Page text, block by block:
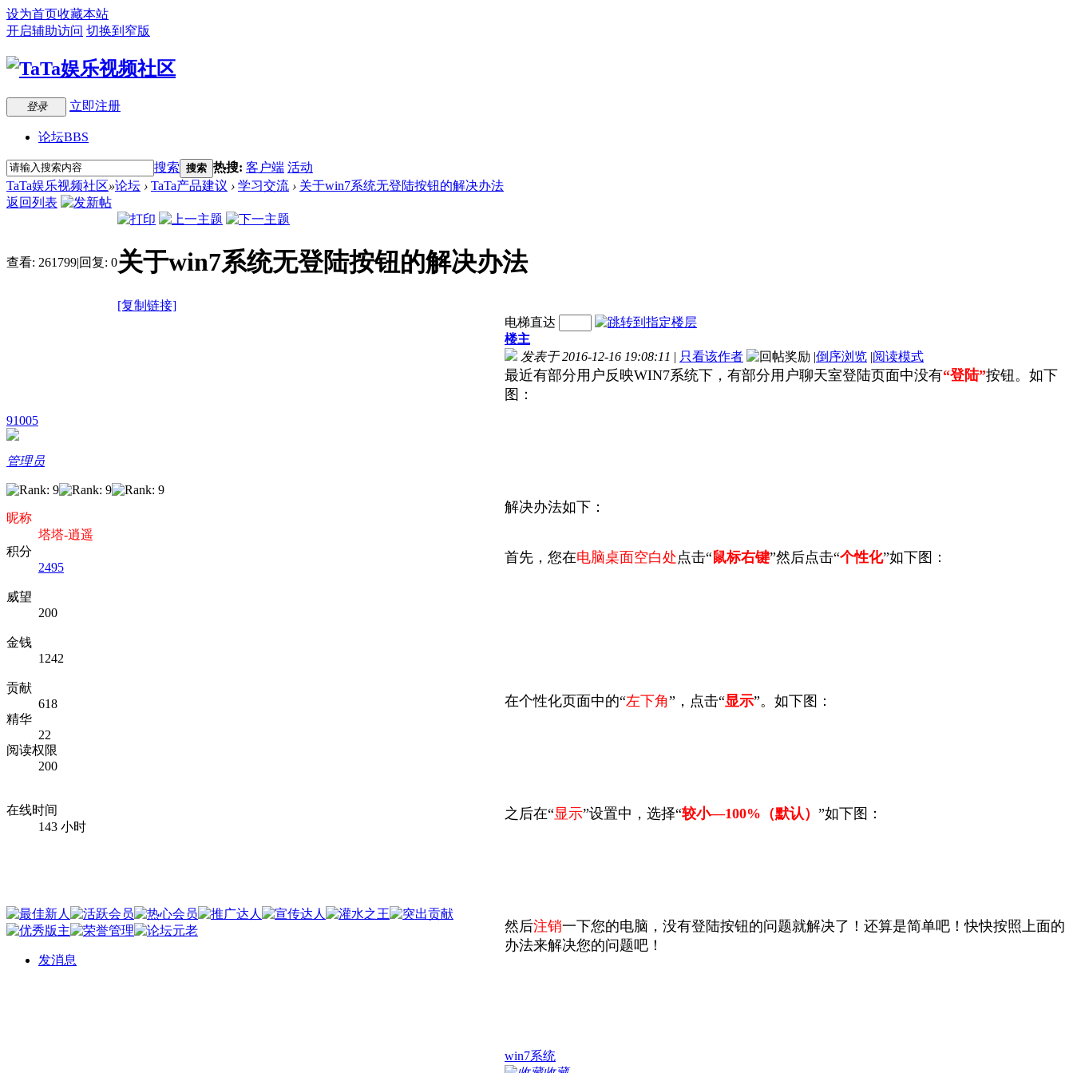
设为首页收藏本站
开启辅助访问 切换到窄版
登录 立即注册
论坛BBS
搜索 搜索 热搜: 客户端 活动
TaTa娱乐视频社区»论坛 › TaTa产品建议 › 学习交流 › 关于win7系统无登陆按钮的解决办法
返回列表
查看: 261799|回复: 0关于win7系统无登陆按钮的解决办法
[复制链接]
91005
管理员
昵称
塔塔-逍遥
积分
2495
威望
200
金钱
1242
贡献
618
精华
22
阅读权限
200
在线时间
143 小时
发消息
电梯直达
楼主
发表于 2016-12-16 19:08:11 | 只看该作者 |倒序浏览 |阅读模式
最近有部分用户反映WIN7系统下，有部分用户聊天室登陆页面中没有“登陆”按钮。如下
图：
解决办法如下：
首先，您在电脑桌面空白处点击“鼠标右键”然后点击“个性化”如下图：
在个性化页面中的“左下角”，点击“显示”。如下图：
之后在“显示”设置中，选择“较小—100%（默认） ”如下图：
然后注销一下您的电脑，没有登陆按钮的问题就解决了！还算是简单吧！快快按照上面的
办法来解决您的问题吧！
win7系统